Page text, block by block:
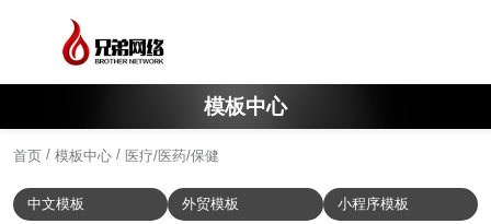
模板中心
首页 / 模板中心 / 医疗/医药/保健
中文模板 外贸模板 小程序模板